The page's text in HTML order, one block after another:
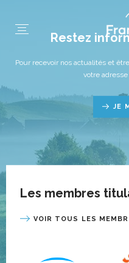
Restez
Pour recevoir nos actualités et
votre
JE
Les membres
VOIR TOUS LES